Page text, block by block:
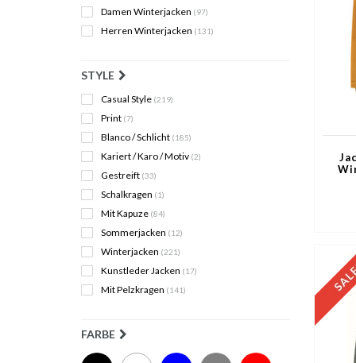
Damen Winterjacken (97)
Herren Winterjacken (131)
STYLE
Casual Style (219)
Print (7)
Blanco / Schlicht (185)
Kariert / Karo / Motiv (2)
Gestreift (33)
Schalkragen (1)
Mit Kapuze (84)
Sommerjacken (12)
Winterjacken (221)
Kunstleder Jacken (17)
Mit Pelzkragen (141)
FARBE